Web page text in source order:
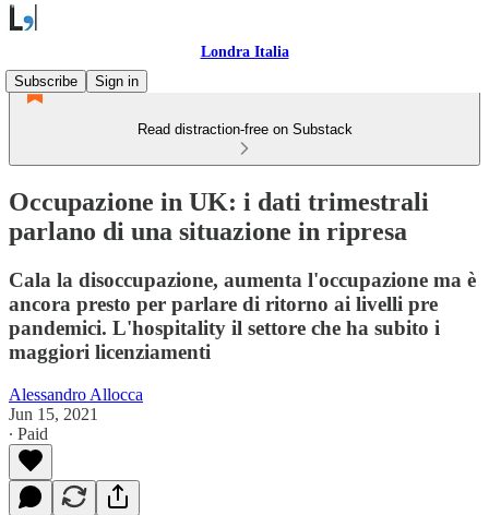
Londra Italia
Subscribe
Sign in
Read distraction-free on Substack
Occupazione in UK: i dati trimestrali
parlano di una situazione in ripresa
Cala la disoccupazione, aumenta l'occupazione ma è
ancora presto per parlare di ritorno ai livelli pre
pandemici. L'hospitality il settore che ha subito i
maggiori licenziamenti
Alessandro Allocca
Jun 15, 2021
∙ Paid